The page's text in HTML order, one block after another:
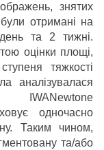
знятих
отримані на
та 2 тижні.
оцінки площі,
тяжкості
аналізувалася
одночасно
Таким чином,
та/або